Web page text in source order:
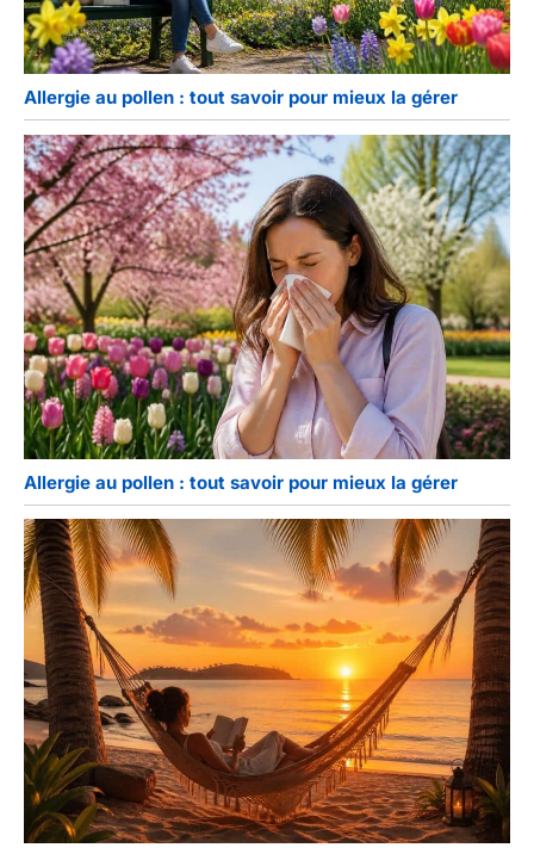
Allergie au pollen : tout savoir pour mieux la gérer
Allergie au pollen : tout savoir pour mieux la gérer